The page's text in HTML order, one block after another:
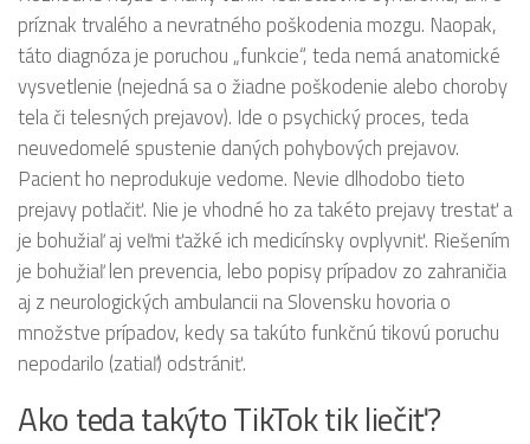
príznak trvalého a nevratného poškodenia mozgu. Naopak,
táto diagnóza je poruchou „funkcie“, teda nemá anatomické
vysvetlenie (nejedná sa o žiadne poškodenie alebo choroby
tela či telesných prejavov). Ide o psychický proces, teda
neuvedomelé spustenie daných pohybových prejavov.
Pacient ho neprodukuje vedome. Nevie dlhodobo tieto
prejavy potlačiť. Nie je vhodné ho za takéto prejavy trestať a
je bohužiaľ aj veľmi ťažké ich medicínsky ovplyvniť. Riešením
je bohužiaľ len prevencia, lebo popisy prípadov zo zahraničia
aj z neurologických ambulancii na Slovensku hovoria o
množstve prípadov, kedy sa takúto funkčnú tikovú poruchu
nepodarilo (zatiaľ) odstrániť.
Ako teda takýto TikTok tik liečiť?